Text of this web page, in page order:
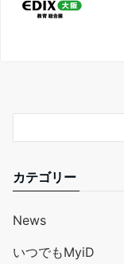
カテゴリー
News
いつでもMyiD